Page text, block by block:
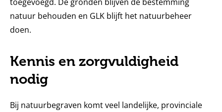
natuur behouden en GLK blijft het natuurbeheer
doen.
Kennis en zorgvuldigheid
nodig
Bij natuurbegraven komt veel landelijke, provinciale